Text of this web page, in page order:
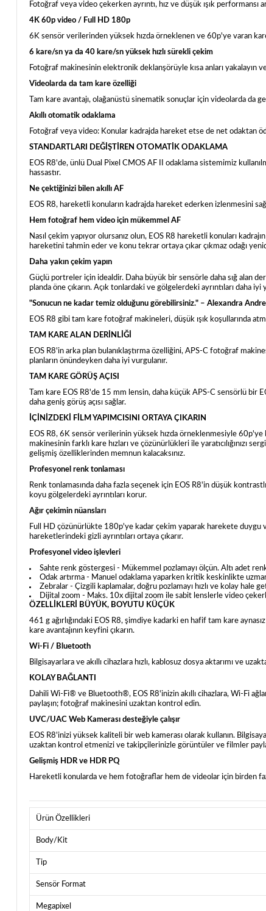
Fotoğraf veya video çekerken ayrıntı, hız ve düşük ışık performansı
4K 60p video / Full HD 180p
6K sensör verilerinden yüksek hızda örneklenen ve 60p'ye varan
6 kare/sn ya da 40 kare/sn yüksek hızlı sürekli çekim
Fotoğraf makinesinin elektronik deklanşörüyle kısa anları
Videolarda da tam kare özelliği
Tam kare avantajı, olağanüstü sinematik sonuçlar için videolarda da
Akıllı otomatik odaklama
Fotoğraf veya video: Konular kadrajda hareket etse de net odaktan
STANDARTLARI DEĞİŞTİREN OTOMATİK ODAKLAMA
EOS R8'de, ünlü Dual Pixel CMOS AF II odaklama sistemimiz
hassastır.
Ne çektiğinizi bilen akıllı AF
EOS R8, hareketli konuların kadrajda hareket ederken izlenmesini
Hem fotoğraf hem video için mükemmel AF
Nasıl çekim yapıyor olursanız olun, EOS R8 hareketli konuları
hareketini tahmin eder ve konu tekrar ortaya çıkar çıkmaz odağı
Daha yakın çekim yapın
Güçlü portreler için idealdir. Daha büyük bir sensörle daha sığ alan
planda öne çıkarın. Açık tonlardaki ve gölgelerdeki ayrıntıları daha iyi
"Sonucun ne kadar temiz olduğunu görebilirsiniz." – Alexandra
EOS R8 gibi tam kare fotoğraf makineleri, düşük ışık koşullarında
TAM KARE ALAN DERİNLİĞİ
EOS R8'in arka plan bulanıklaştırma özelliğini, APS-C fotoğraf
planların önündeyken daha iyi vurgulanır.
TAM KARE GÖRÜŞ AÇISI
Tam kare EOS R8'de 15 mm lensin, daha küçük APS-C sensörlü bir
daha geniş görüş açısı sağlar.
İÇİNİZDEKİ FİLM YAPIMCISINI ORTAYA ÇIKARIN
EOS R8, 6K sensör verilerinin yüksek hızda örneklenmesiyle
makinesinin farklı kare hızları ve çözünürlükleri ile yaratıcılığınızı
gelişmiş özelliklerinden memnun kalacaksınız.
Profesyonel renk tonlaması
Renk tonlamasında daha fazla seçenek için EOS R8'in düşük
koyu gölgelerdeki ayrıntıları korur.
Ağır çekimin nüansları
Full HD çözünürlükte 180p'ye kadar çekim yaparak harekete duygu
hareketlerindeki gizli ayrıntıları ortaya çıkarır.
Profesyonel video işlevleri
Sahte renk göstergesi - Mükemmel pozlamayı ölçün. Altı adet
Odak artırma - Manuel odaklama yaparken kritik keskinlikte
Zebralar - Çizgili kaplamalar, doğru pozlamayı hızlı ve kolay hale
Dijital zoom - Maks. 10x dijital zoom ile sabit lenslerle video
ÖZELLİKLERİ BÜYÜK, BOYUTU KÜÇÜK
461 g ağırlığındaki EOS R8, şimdiye kadarki en hafif tam kare
kare avantajının keyfini çıkarın.
Wi-Fi / Bluetooth
Bilgisayarlara ve akıllı cihazlara hızlı, kablosuz dosya aktarımı ve
KOLAY BAĞLANTI
Dahili Wi-Fi® ve Bluetooth®, EOS R8'inizin akıllı cihazlara, Wi-Fi
paylaşın; fotoğraf makinesini uzaktan kontrol edin.
UVC/UAC Web Kamerası desteğiyle çalışır
EOS R8'inizi yüksek kaliteli bir web kamerası olarak kullanın.
uzaktan kontrol etmenizi ve takipçilerinizle görüntüler ve filmler
Gelişmiş HDR ve HDR PQ
Hareketli konularda ve hem fotoğraflar hem de videolar için birden
Ürün Özellikleri
Body/Kit
Tip
Sensör Format
Megapixel